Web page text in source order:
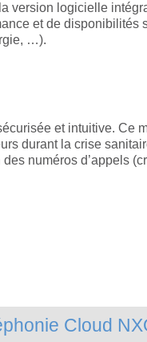
version logicielle
et de
…).
et intuitive. Ce
durant la crise
numéros d’appels
Cloud